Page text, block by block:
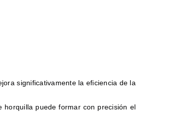
significativamente la eficiencia de la
horquilla puede formar con precisión el